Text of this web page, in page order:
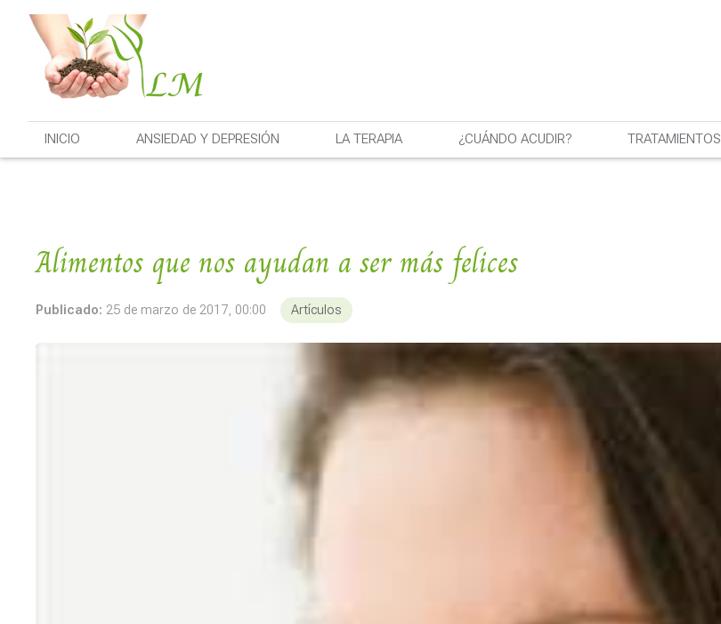
INICIO ANSIEDAD Y DEPRESIÓN LA TERAPIA ¿CUÁNDO ACUDIR? TRATAMIENTOS
Alimentos que nos ayudan a ser más felices
Publicado: 25 de marzo de 2017, 00:00 Artículos